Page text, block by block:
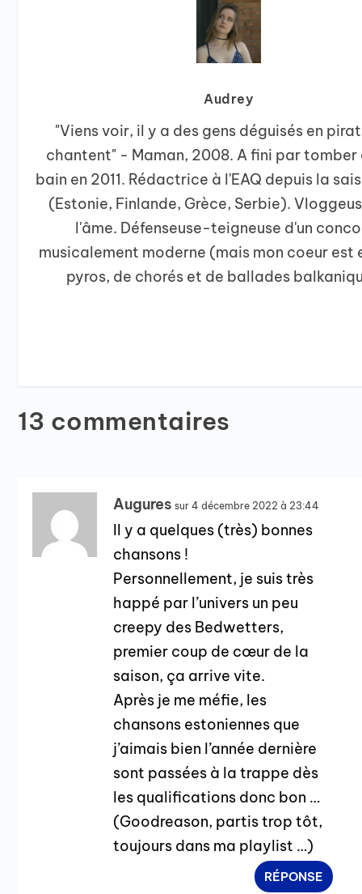
Audrey
"Viens voir, il y a des gens déguisés en
chantent" - Maman, 2008. A fini par tomber
bain en 2011. Rédactrice à l'EAQ depuis la
(Estonie, Finlande, Grèce, Serbie).
l'âme. Défenseuse-teigneuse d'un
musicalement moderne (mais mon coeur est
pyros, de chorés et de ballades
13 commentaires
Augures sur 4 décembre 2022 à 23:44
Il y a quelques (très) bonnes
chansons !
Personnellement, je suis très
happé par l’univers un peu
creepy des Bedwetters,
premier coup de cœur de la
saison, ça arrive vite.
Après je me méfie, les
chansons estoniennes que
j’aimais bien l’année dernière
sont passées à la trappe dès
les qualifications donc bon …
(Goodreason, partis trop tôt,
toujours dans ma playlist …)
RÉPONSE